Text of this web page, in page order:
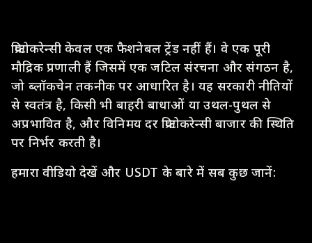
क्रिप्टोकरेन्सी केवल एक फैशनेबल ट्रेंड नहीं हैं। वे एक पूरी
मौद्रिक प्रणाली हैं जिसमें एक जटिल संरचना और संगठन है,
जो ब्लॉकचेन तकनीक पर आधारित है। यह सरकारी नीतियों
से स्वतंत्र है, किसी भी बाहरी बाधाओं या उथल-पुथल से
अप्रभावित है, और विनिमय दर क्रिप्टोकरेन्सी बाजार की स्थिति
पर निर्भर करती है।
हमारा वीडियो देखें और USDT के बारे में सब कुछ जानें: